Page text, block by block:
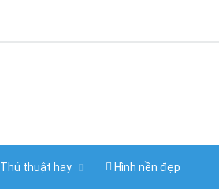
Thủ thuật hay Hình nền đẹp